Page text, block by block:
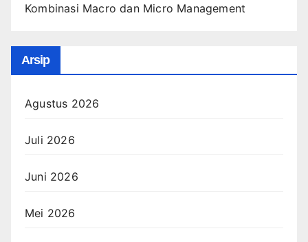
Kombinasi Macro dan Micro Management
Arsip
Agustus 2026
Juli 2026
Juni 2026
Mei 2026